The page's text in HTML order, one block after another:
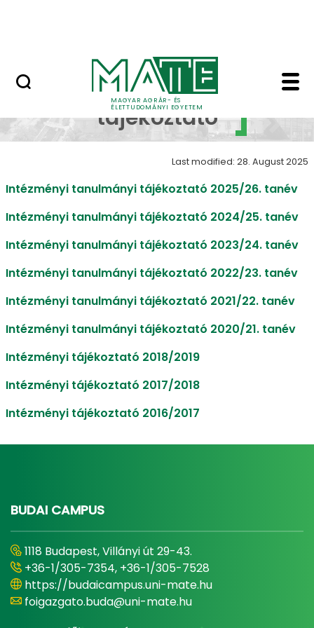
MAGYAR AGRÁR- ÉS
ÉLETTUDOMÁNYI EGYETEM
Tanulmányi
Tanulmányi
tájékoztató
Last modified: 28. August 2025
Intézményi tanulmányi tájékoztató 2025/26. tanév
Intézményi tanulmányi tájékoztató 2024/25. tanév
Intézményi tanulmányi tájékoztató 2023/24. tanév
Intézményi tanulmányi tájékoztató 2022/23. tanév
Intézményi tanulmányi tájékoztató 2021/22. tanév
Intézményi tanulmányi tájékoztató 2020/21. tanév
Intézményi tájékoztató 2018/2019
Intézményi tájékoztató 2017/2018
Intézményi tájékoztató 2016/2017
BUDAI CAMPUS
1118 Budapest, Villányi út 29-43.
+36-1/305-7354, +36-1/305-7528
https://budaicampus.uni-mate.hu
foigazgato.buda@uni-mate.hu